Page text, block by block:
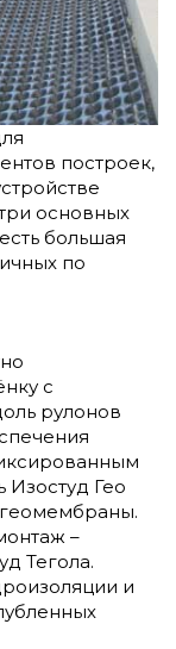
построек,
основных
большая
по
с
рулонов
Изостуд Гео
–
Тегола.
и